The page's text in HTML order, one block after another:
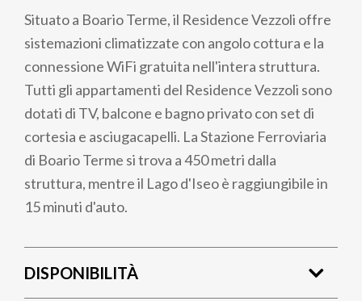
Situato a Boario Terme, il Residence Vezzoli offre
sistemazioni climatizzate con angolo cottura e la
connessione WiFi gratuita nell'intera struttura.
Tutti gli appartamenti del Residence Vezzoli sono
dotati di TV, balcone e bagno privato ​​con set di
cortesia e asciugacapelli. La Stazione Ferroviaria
di Boario Terme si trova a 450 metri dalla
struttura, mentre il Lago d'Iseo è raggiungibile in
15 minuti d'auto.
DISPONIBILITÀ